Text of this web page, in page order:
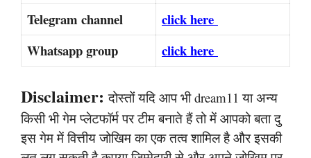
Telegram channel
click here
Whatsapp group
click here
Disclaimer: दोस्तों यदि आप भी dream11 या अन्य
किसी भी गेम प्लेटफॉर्म पर टीम बनाते हैं तो में आपको बता दु
इस गेम में वित्तीय जोखिम का एक तत्व शामिल है और इसकी